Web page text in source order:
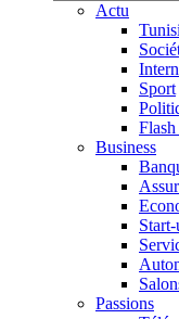
Actu
Sport
Business
Passions